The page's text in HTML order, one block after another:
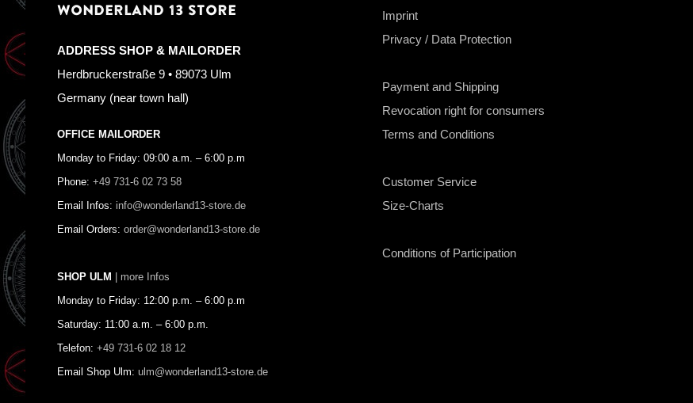
WONDERLAND 13 STORE
ADDRESS SHOP & MAILORDER
Herdbruckerstraße 9 • 89073 Ulm
Germany (near town hall)
OFFICE MAILORDER
Monday to Friday: 09:00 a.m. – 6:00 p.m
Phone: +49 731-6 02 73 58
Email Infos: info@wonderland13-store.de
Email Orders: order@wonderland13-store.de
SHOP ULM | more Infos
Monday to Friday: 12:00 p.m. – 6:00 p.m
Saturday: 11:00 a.m. – 6:00 p.m.
Telefon: +49 731-6 02 18 12
Email Shop Ulm: ulm@wonderland13-store.de
Imprint
Privacy / Data Protection
Payment and Shipping
Revocation right for consumers
Terms and Conditions
Customer Service
Size-Charts
Conditions of Participation